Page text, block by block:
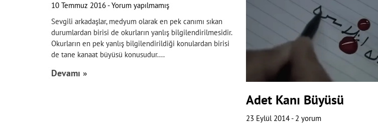
10 Temmuz 2016 Yorum yapılmamış
Sevgili arkadaşlar, medyum olarak en pek canımı sıkan
durumlardan birisi de okurların yanlış bilgilendirilmesidir.
Okurların en pek yanlış bilgilendirildiği konulardan birisi
de tane kanaat büyüsü konusudur.
Devamı »
Adet Kanı Büyüsü
23 Eylül 2014 2 yorum